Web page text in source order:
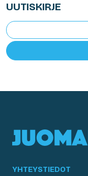
UUTISKIRJE
YHTEYSTIEDOT